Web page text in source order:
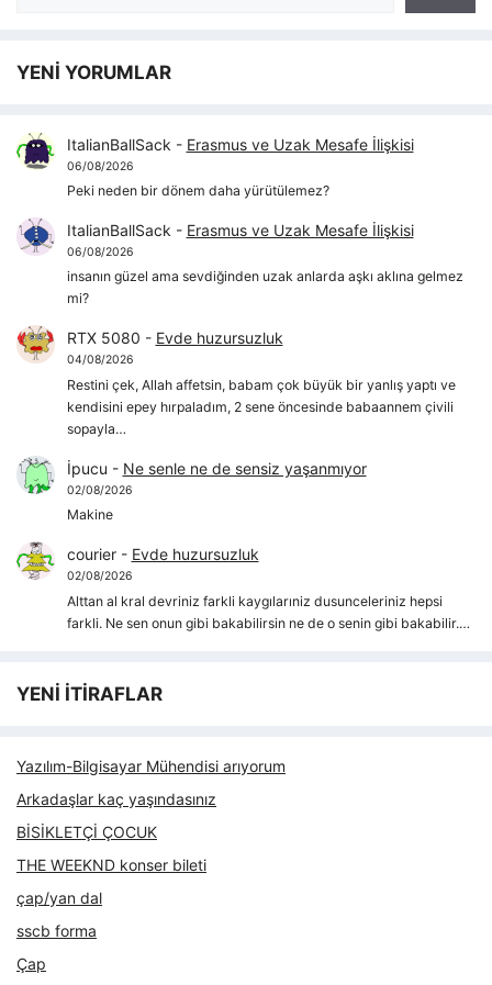
YENİ YORUMLAR
ItalianBallSack - Erasmus ve Uzak Mesafe İlişkisi
06/08/2026
Peki neden bir dönem daha yürütülemez?
ItalianBallSack - Erasmus ve Uzak Mesafe İlişkisi
06/08/2026
insanın güzel ama sevdiğinden uzak anlarda aşkı aklına gelmez
mi?
RTX 5080 - Evde huzursuzluk
04/08/2026
Restini çek, Allah affetsin, babam çok büyük bir yanlış yaptı ve
kendisini epey hırpaladım, 2 sene öncesinde babaannem çivili
sopayla…
İpucu - Ne senle ne de sensiz yaşanmıyor
02/08/2026
Makine
courier- Evde huzursuzluk
02/08/2026
Alttan al kral devriniz farkli kaygılarıniz dusunceleriniz hepsi
farkli. Ne sen onun gibi bakabilirsin ne de o senin gibi bakabilir.…
YENİ İTİRAFLAR
Yazılım-Bilgisayar Mühendisi arıyorum
Arkadaşlar kaç yaşındasınız
BİSİKLETÇİ ÇOCUK
THE WEEKND konser bileti
çap/yan dal
sscb forma
Çap